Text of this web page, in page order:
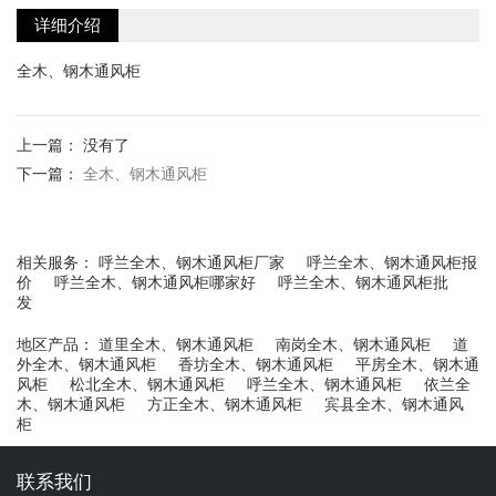
详细介绍
全木、钢木通风柜
上一篇： 没有了
下一篇： 全木、钢木通风柜
相关服务： 呼兰全木、钢木通风柜厂家
呼兰全木、钢木通风柜报
价
呼兰全木、钢木通风柜哪家好
呼兰全木、钢木通风柜批
发
地区产品： 道里全木、钢木通风柜 南岗全木、钢木通风柜
道
外全木、钢木通风柜
香坊全木、钢木通风柜
平房全木、钢木通
风柜
松北全木、钢木通风柜 呼兰全木、钢木通风柜
依兰全
木、钢木通风柜
方正全木、钢木通风柜
宾县全木、钢木通风
柜
联系我们